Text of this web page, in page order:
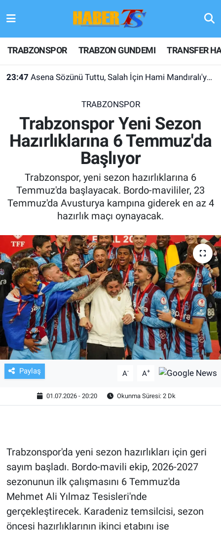
TRABZONSPOR TRABZON GUNDEMI TRANSFER
23:47 Asena Sözünü Tuttu, Salah İçin Hami Mandıralı'ya Sordu
TRABZONSPOR
Trabzonspor Yeni Sezon
Hazırlıklarına 6 Temmuz'da
Başlıyor
Trabzonspor, yeni sezon hazırlıklarına 6
Temmuz'da başlayacak. Bordo-mavililer, 23
Temmuz'da Avusturya kampına giderek en az 4
hazırlık maçı oynayacak.
Paylaş A- A+
01.07.2026 - 20:20 Okunma Süresi: 2 Dk
Trabzonspor'da yeni sezon hazırlıkları için geri
sayım başladı. Bordo-mavili ekip, 2026-2027
sezonunun ilk çalışmasını 6 Temmuz'da
Mehmet Ali Yılmaz Tesisleri'nde
gerçekleştirecek. Karadeniz temsilcisi, sezon
öncesi hazırlıklarının ikinci etabını ise
TRABZONSPOR
TRABZON GUNDEMI
KULİS MEYDANI
1461 TRABZON
FUTBOL
ALT LIGLER
TV VE SİNEMA
BASKETBOL
SAĞLIK
GENEL
KÜLTÜR SANAT
ASAYİŞ
EKONOMİ
HABERDE İNSAN
POLİTİKA
SPOR
Hava Durumu
Trafik Durumu
Son Dakika Haberleri